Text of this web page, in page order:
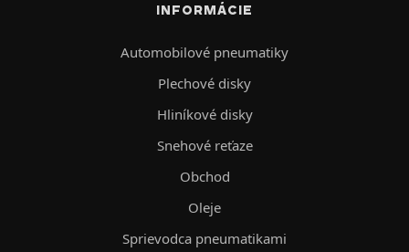
INFORMÁCIE
Automobilové pneumatiky
Plechové disky
Hliníkové disky
Snehové reťaze
Obchod
Oleje
Sprievodca pneumatikami